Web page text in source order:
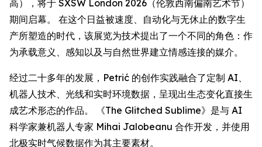
高），将于 SXSW London 2026（伦敦西南偏南艺术节）
期间启幕。 在这个日益被速度、自动化与无休止的数字生
产所塑造的时代，该展览为技术提出了一个不同的角色：作
为承载意义、感知以及与自然世界建立情感连接的媒介。
经过二十多年的发展，Petrić 的创作实践融合了定制 AI、
机器人技术、光线和实时环境数据，呈现出生态变化直接生
成艺术形态的作品。 《The Glitched Sublime》是与 AI
科学家兼机器人专家 Mihai Jalobeanu 合作开发，并使用
北极实时气候数据作为其主要素材。